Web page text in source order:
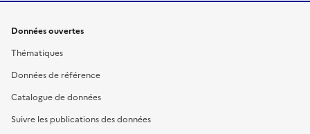
Données ouvertes
Thématiques
Données de référence
Catalogue de données
Suivre les publications des données